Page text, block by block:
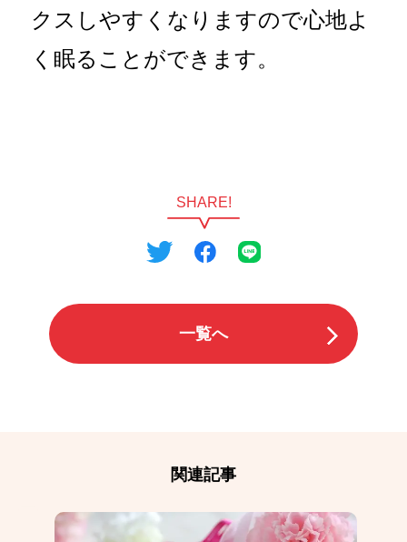
クスしやすくなりますので心地よ
く眠ることができます。
SHARE!
一覧へ
関連記事